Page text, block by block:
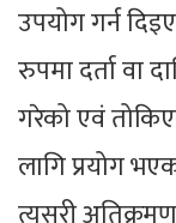
उपयोग गर्न
रुपमा दर्ता वा
गरेको एवं
लागि प्रयोग